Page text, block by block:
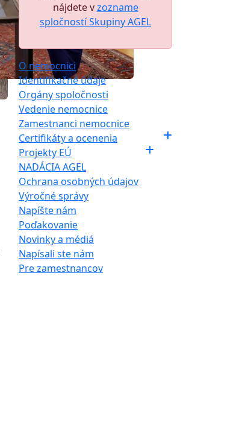
nájdete vzozname
spločností Skupiny AGEL
O nemocnici
Identifikačné údaje
Orgány spoločnosti
Vedenie nemocnice
Zamestnanci nemocnice
Certifikáty a ocenenia
Projekty EÚ
NADÁCIA AGEL
Ochrana osobných údajov
Výročné správy
Napíšte nám
Poďakovanie
Novinky a médiá
Napísali ste nám
Pre zamestnancov